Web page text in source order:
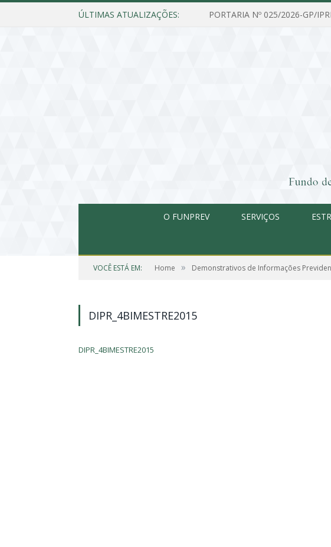
ÚLTIMAS ATUALIZAÇÕES:
O FUNPREV SERVIÇOS
VOCÊ ESTÁ EM: Home » Demonstrativos de Informações
DIPR_4BIMESTRE2015
DIPR_4BIMESTRE2015